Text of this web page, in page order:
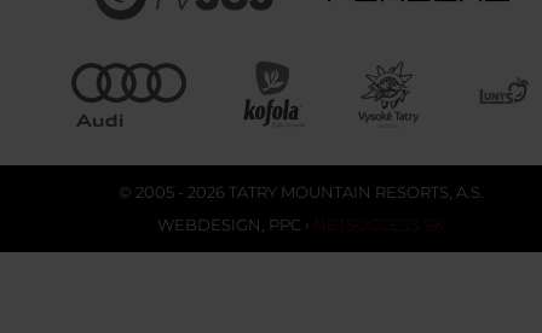
© 2005 - 2026 TATRY MOUNTAIN RESORTS, A.S.
WEBDESIGN PPC › NETSUCCESS.SK